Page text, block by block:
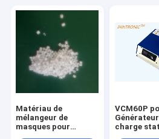
Matériau de
mélangeur de
masques pour
VCM60P
charge